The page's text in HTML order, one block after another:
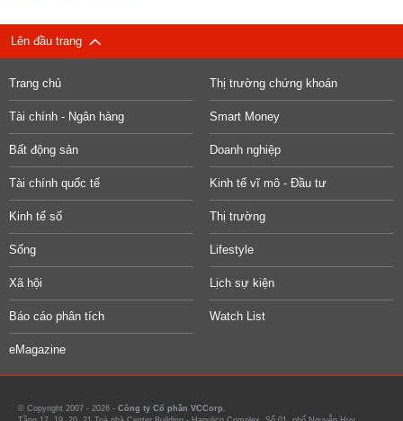
Lên đầu trang
Trang chủ Thị trường chứng khoán
Tài chính - Ngân hàng Smart Money
Bất động sản Doanh nghiệp
Tài chính quốc tế Kinh tế vĩ mô - Đầu tư
Kinh tế số Thị trường
Sống Lifestyle
Xã hội Lịch sự kiện
Báo cáo phân tích Watch List
eMagazine
© Copyright 2007 - 2026 - Công ty Cổ phần VCCorp.